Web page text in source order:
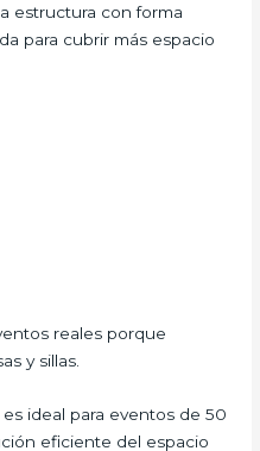
estructura con forma
para cubrir más espacio
reales porque
y sillas.
ideal para eventos de 50
eficiente del espacio